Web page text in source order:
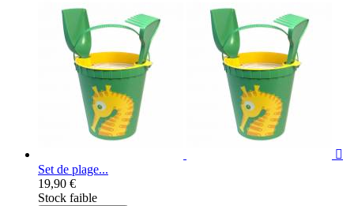

Set de plage...
19,90 €
Stock faible